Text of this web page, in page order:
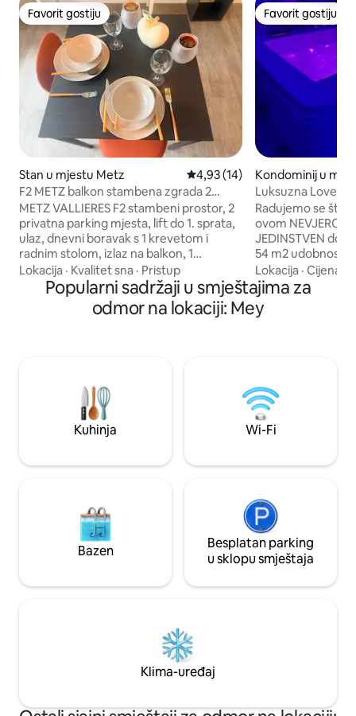
Favorit gostiju
Favorit gostiju
Stan u mjestu Metz Prosječna ocjena: 4,93 od 5,
4,93 (14)
F2 METZ balkon stambena zgrada 2
parking lift
METZ VALLIERES F2 stambeni prostor, 2
privatna parking mjesta, lift do 1. sprata,
ulaz, dnevni boravak s 1 krevetom i
radnim stolom, izlaz na balkon, 1
odvojena opremljena kuhinja, hodnik do
1 spavaće sobe s 2 bračna kreveta, 1
kupatilo s prozorom i 1 odvojeni toalet.
Dvostruko staklo, električna roletna.
Bridoux, bolnici Robert Schuman, CHU
Mercy i Technopoleu za 9 minuta.
Centar grada Metza je udaljen 7 minuta.
Lokacija · Kvalitet sna · Pristup
Favorit gostiju
Favorit gostiju
Kondominij u
Luksuzna
kada, parna
Radujemo se što
ovom
JEDINSTVEN
54 m2 udobnosti i
uključujući dva
jugu s
2 balkona je
invaliditetom) s
sauna, s
izuzetne
Lokacija ·Cijena
Popularni sadržaji u smještajima za
odmor na lokaciji: Mey
Kuhinja Wi-Fi
Bazen
Besplatan parking
u sklopu smještaja
Klima-uređaj